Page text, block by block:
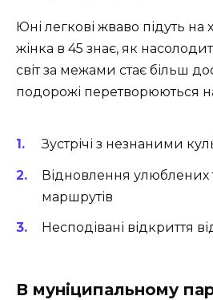
Юні легкові жваво підуть на
жінка в 45 знає, як
світ за межами стає більш
подорожі перетворюються
Зустрічі з незнаними
Відновлення улюблених
маршрутів
Несподівані відкриття
В муніципальному